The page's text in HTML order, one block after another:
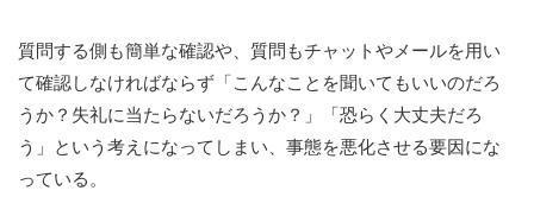
質問する側も簡単な確認や、質問もチャットやメールを用い
て確認しなければならず「こんなことを聞いてもいいのだろ
うか？失礼に当たらないだろうか？」「恐らく大丈夫だろ
う」という考えになってしまい、事態を悪化させる要因にな
っている。